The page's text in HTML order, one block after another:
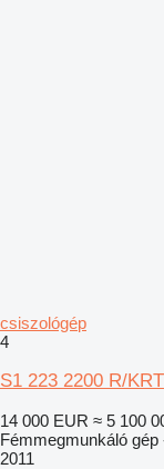
csiszológép
4
S1 223 2200 R/KRT
14 000 EUR ≈ 5 100
Fémmegmunkáló
2011